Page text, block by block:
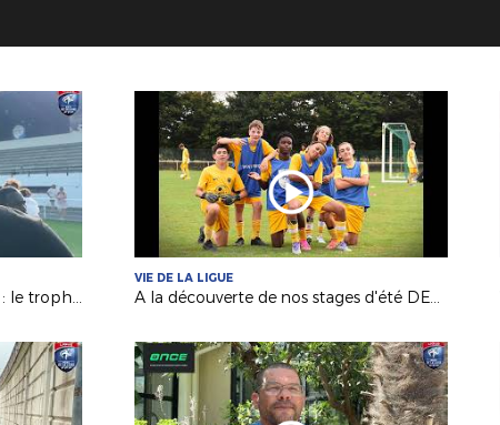
Coupe Seniors Konica Minolta : le trophée pour Pouzauges Bocage !
VIE DE LA LIGUE
A la découverte de nos stages d'été DESTIFOOT !